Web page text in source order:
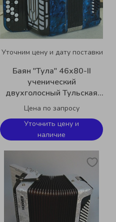
Уточним цену и дату поставки
Баян "Тула" 46х80-II
ученический
двухголосный Тульская
гармонь BN-41
Цена по запросу
Уточнить цену и
наличие